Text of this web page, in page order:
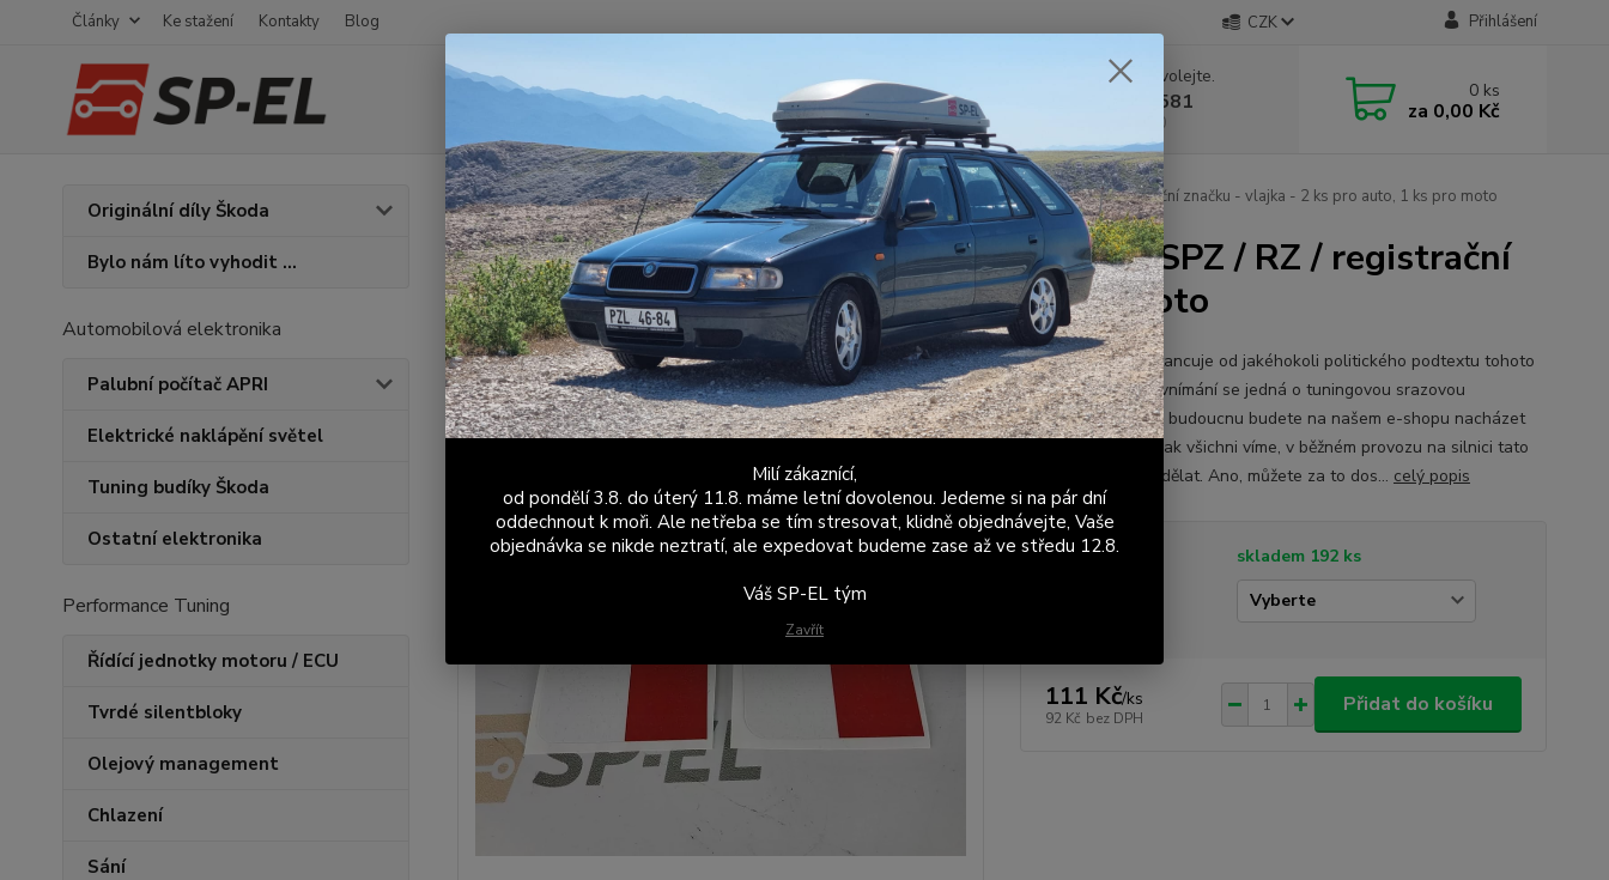
Články Ke stažení Kontakty Blog CZK Přihlášení
Hledat
Nevíte si rady? Zavolejte.
+420 603 411 581
Po - Pá 9:00 - 17:00
0 ks
za 0,00 Kč
Originální díly Škoda
Bylo nám líto vyhodit ...
Automobilová elektronika
Palubní počítač APRI
Elektrické naklápění světel
Tuning budíky Škoda
Ostatní elektronika
Performance Tuning
Řídící jednotky motoru / ECU
Tvrdé silentbloky
Olejový management
Chlazení
Sání
Úvod Univerzální autodoplňky Srazová samolepka / Přelepka / Přelep na SPZ / RZ / registrační značku - vlajka - 2 ks pro auto, 1 ks pro moto
Srazová samolepka / Přelepka / Přelep na SPZ / RZ / registrační
značku - vlajka - 2 ks pro auto, 1 ks pro moto
SP-EL se tímto distancuje od jakéhokoli politického podtextu tohoto
výrobku. V našem vnímání se jedná o tuningovou srazovou
samolepku, které v budoucnu budete na našem e-shopu nacházet
ve větším měřítku. Jak všichni víme, v běžném provozu na silnici tato
přelepka nemá co dělat. Ano, můžete za to dos... celý popis
Dostupnost
skladem 192 ks
111 Kč/ks
92 Kč bez DPH
Přidat do košíku
Milí zákaznící,
od pondělí 3.8. do úterý 11.8. máme letní dovolenou. Jedeme si na pár dní
oddechnout k moři. Ale netřeba se tím stresovat, klidně objednávejte, Vaše
objednávka se nikde neztratí, ale expedovat budeme zase až ve středu 12.8.
Váš SP-EL tým
Zavřít